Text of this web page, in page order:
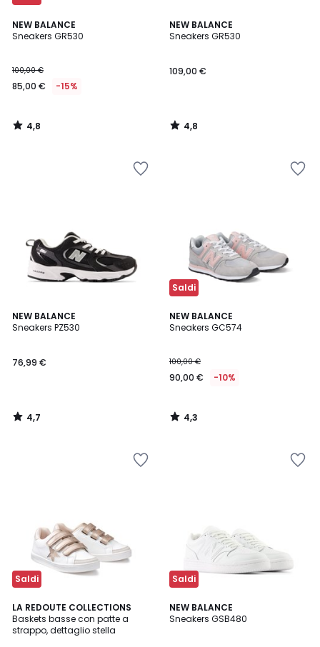
NEW BALANCE
Sneakers GR530
100,00 €
85,00 € -15%
4,8
/ 5
4,8
/
NEW BALANCE
Sneakers GR530
109,00 €
4,8
/ 5
4,8
/
NEW BALANCE
Sneakers PZ530
76,99 €
4,7
/ 5
4,7
/
Saldi
NEW BALANCE
Sneakers GC574
100,00 €
90,00 € -10%
4,3
/ 5
4,3
/
Saldi
LA REDOUTE COLLECTIONS
Baskets basse con patte a
strappo, dettaglio stella
4,1
/ 5
Saldi
NEW BALANCE
Sneakers GSB480
3,9
/ 5